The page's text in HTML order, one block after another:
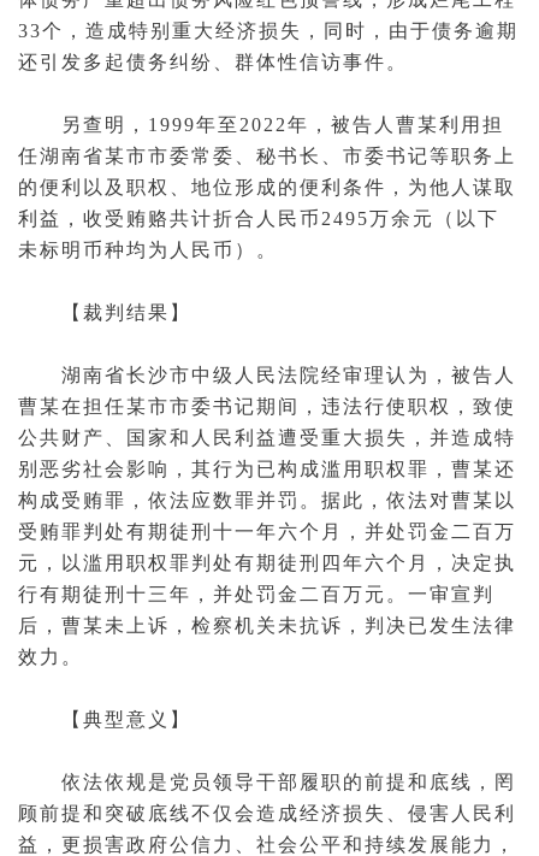
33个，造成特别重大经济损失，同时，由于债务逾期
还引发多起债务纠纷、群体性信访事件。
另查明，1999年至2022年，被告人曹某利用担
任湖南省某市市委常委、秘书长、市委书记等职务上
的便利以及职权、地位形成的便利条件，为他人谋取
利益，收受贿赂共计折合 人民币 2495万余元（以下
未标明币种均为人民币）。
【裁判结果】
湖南省长沙市中级人民法院经审理认为，被告人
曹某在担任某市市委书记期间，违法行使职权，致使
公共财产、国家和人民利益遭受重大损失，并造成特
别恶劣社会影响，其行为已构成滥用职权罪，曹某还
构成受贿罪，依法应数罪并罚 。据此，依法对曹某以
受贿罪判处有期徒刑十一年六个月，并处罚金二百万
元，以滥用职权罪判处有期徒刑四年六个月，决定执
行有期徒刑十三年，并处罚金二百万元。一审宣判
后，曹某未
上诉 ，检察机关 未抗诉， 判决已发生法律
效力 。
【典型意义】
依法依规是党员领导干部履职的前提和底线，罔
顾前提和突破底线不仅会造成经济损失、侵害人民利
益，更损害政府公信力、社会公平和持续发展能力，